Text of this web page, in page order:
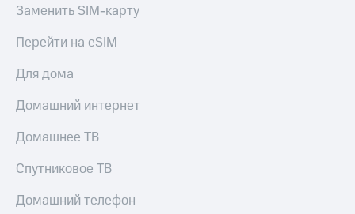
Заменить SIM-карту
Перейти на eSIM
Для дома
Домашний интернет
Домашнее ТВ
Спутниковое ТВ
Домашний телефон